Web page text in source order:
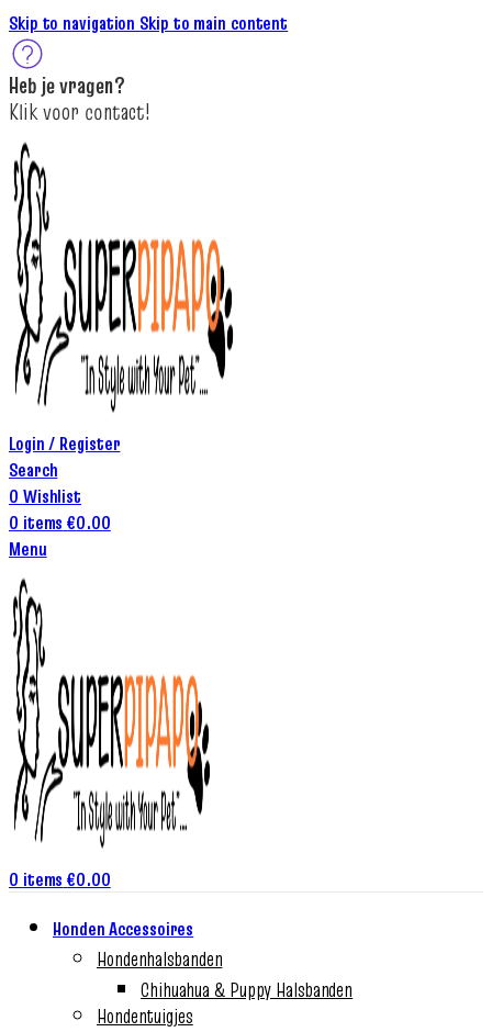
Skip to navigation Skip to main content
Heb jevragen?
Klikvoor contact!
Login / Register
Search
0 Wishlist
0 items €0.00
Menu
0 items €0.00
Honden Accessoires
Hondenhalsbanden
Chihuahua & Puppy Halsbanden
Hondentuigjes